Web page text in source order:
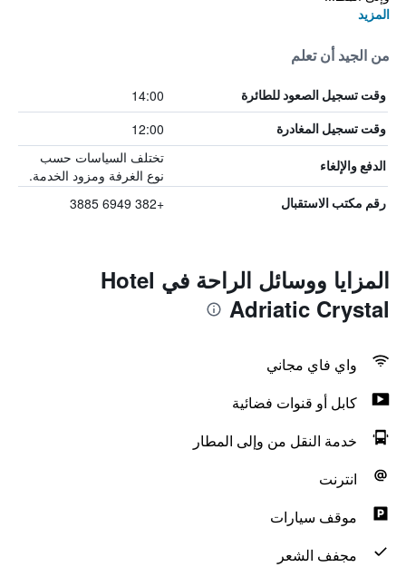
المزيد
من الجيد أن تعلم
وقت تسجيل الصعود للطائرة 14:00
وقت تسجيل المغادرة 12:00
الدفع والإلغاء
تختلف السياسات حسب
نوع الغرفة ومزود الخدمة.
رقم مكتب الاستقبال +382 6949 3885
المزايا ووسائل الراحة في Hotel
Adriatic Crystal
واي فاي مجاني
كابل أو قنوات فضائية
خدمة النقل من وإلى المطار
انترنت
موقف سيارات
مجفف الشعر